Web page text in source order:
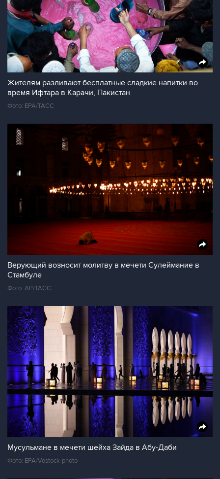
Жителям разливают бесплатные сладкие напитки во
время Ифтара в Карачи, Пакистан
Фото: ЕРА/ТАСС
Верующий возносит молитву в мечети Сулеймание в
Стамбуле
Фото: АР/ТАСС
Мусульмане в мечети шейха Зайда в Абу-Даби
Фото: EPA/Vostock-photo